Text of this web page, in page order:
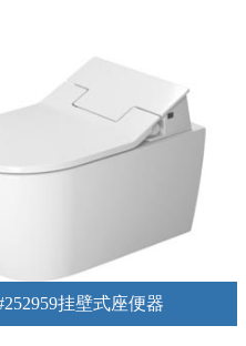
挂壁式座便器